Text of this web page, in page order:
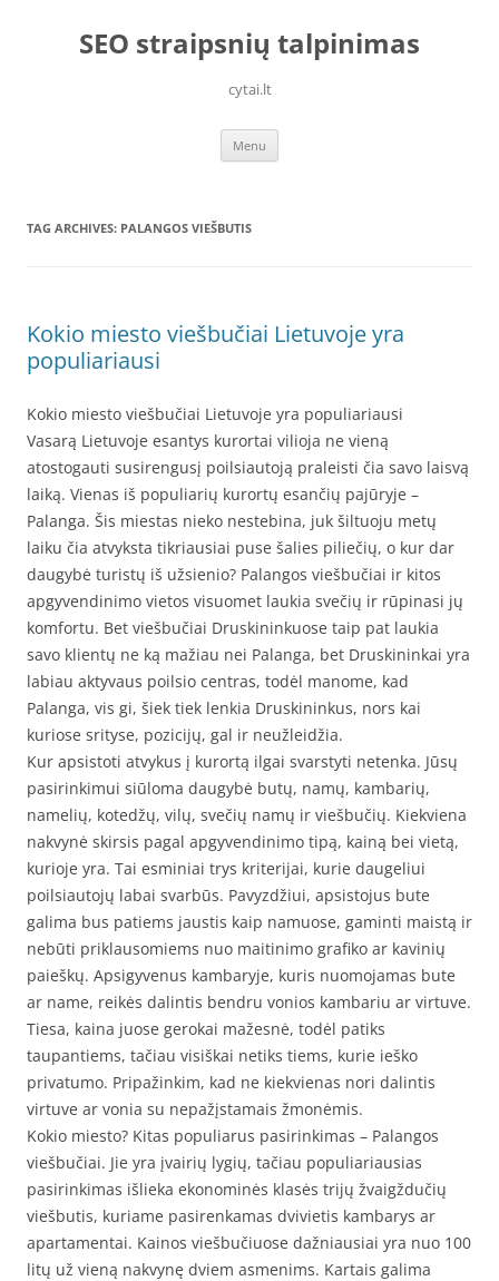
contentSEO straipsnių talpinimas
cytai.lt
Menu
TAG ARCHIVES: PALANGOS VIEŠBUTIS
Kokio miesto viešbučiai Lietuvoje yra
populiariausi
Kokio miesto viešbučiai Lietuvoje yra populiariausi
Vasarą Lietuvoje esantys kurortai vilioja ne vieną
atostogauti susirengusį poilsiautoją praleisti čia savo laisvą
laiką. Vienas iš populiarių kurortų esančių pajūryje –
Palanga. Šis miestas nieko nestebina, juk šiltuoju metų
laiku čia atvyksta tikriausiai puse šalies piliečių, o kur dar
daugybė turistų iš užsienio? Palangos viešbučiai ir kitos
apgyvendinimo vietos visuomet laukia svečių ir rūpinasi jų
komfortu. Bet viešbučiai Druskininkuose taip pat laukia
savo klientų ne ką mažiau nei Palanga, bet Druskininkai yra
labiau aktyvaus poilsio centras, todėl manome, kad
Palanga, vis gi, šiek tiek lenkia Druskininkus, nors kai
kuriose srityse, pozicijų, gal ir neužleidžia.
Kur apsistoti atvykus į kurortą ilgai svarstyti netenka. Jūsų
pasirinkimui siūloma daugybė butų, namų, kambarių,
namelių, kotedžų, vilų, svečių namų ir viešbučių. Kiekviena
nakvynė skirsis pagal apgyvendinimo tipą, kainą bei vietą,
kurioje yra. Tai esminiai trys kriterijai, kurie daugeliui
poilsiautojų labai svarbūs. Pavyzdžiui, apsistojus bute
galima bus patiems jaustis kaip namuose, gaminti maistą ir
nebūti priklausomiems nuo maitinimo grafiko ar kavinių
paieškų. Apsigyvenus kambaryje, kuris nuomojamas bute
ar name, reikės dalintis bendru vonios kambariu ar virtuve.
Tiesa, kaina juose gerokai mažesnė, todėl patiks
taupantiems, tačiau visiškai netiks tiems, kurie ieško
privatumo. Pripažinkim, kad ne kiekvienas nori dalintis
virtuve ar vonia su nepažįstamais žmonėmis.
Kokio miesto? Kitas populiarus pasirinkimas – Palangos
viešbučiai. Jie yra įvairių lygių, tačiau populiariausias
pasirinkimas išlieka ekonominės klasės trijų žvaigždučių
viešbutis, kuriame pasirenkamas dvivietis kambarys ar
apartamentai. Kainos viešbučiuose dažniausiai yra nuo 100
litų už vieną nakvynę dviem asmenims. Kartais galima